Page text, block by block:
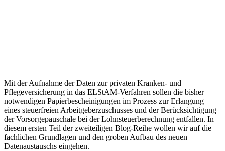
Mit der Aufnahme der Daten zur privaten Kranken- und
Pflegeversicherung in das ELStAM-Verfahren sollen die bisher
notwendigen Papierbescheinigungen im Prozess zur Erlangung
eines steuerfreien Arbeitgeberzuschusses und der Berücksichtigung
der Vorsorgepauschale bei der Lohnsteuerberechnung entfallen. In
diesem ersten Teil der zweiteiligen Blog-Reihe wollen wir auf die
fachlichen Grundlagen und den groben Aufbau des neuen
Datenaustauschs eingehen.